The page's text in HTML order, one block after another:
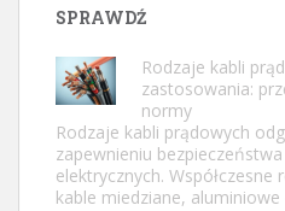
SPRAWDŹ
Rodzaje kabli
zastosowania:
normy
Rodzaje kabli prądowych
zapewnieniu
elektrycznych.
kable miedziane,